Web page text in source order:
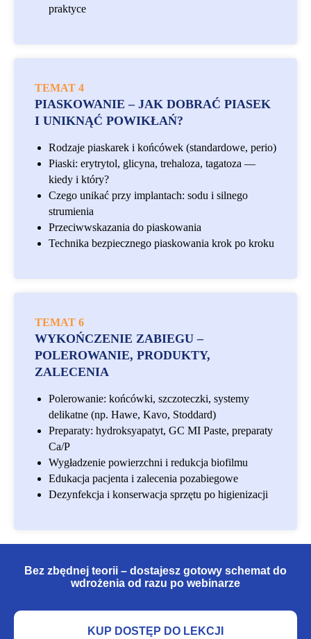
praktyce
TEMAT 4
PIASKOWANIE – JAK DOBRAĆ PIASEK
I UNIKNĄĆ POWIKŁAŃ?
Rodzaje piaskarek i końcówek (standardowe, perio)
Piaski: erytrytol, glicyna, trehaloza, tagatoza —
kiedy i który?
Czego unikać przy implantach: sodu i silnego
strumienia
Przeciwwskazania do piaskowania
Technika bezpiecznego piaskowania krok po kroku
TEMAT 6
WYKOŃCZENIE ZABIEGU –
POLEROWANIE, PRODUKTY,
ZALECENIA
Polerowanie: końcówki, szczoteczki, systemy
delikatne (np. Hawe, Kavo, Stoddard)
Preparaty: hydroksyapatyt, GC MI Paste, preparaty
Ca/P
Wygładzenie powierzchni i redukcja biofilmu
Edukacja pacjenta i zalecenia pozabiegowe
Dezynfekcja i konserwacja sprzętu po higienizacji
Bez zbędnej teorii – dostajesz gotowy schemat do
wdrożenia od razu po webinarze
KUP DOSTĘP DO LEKCJI